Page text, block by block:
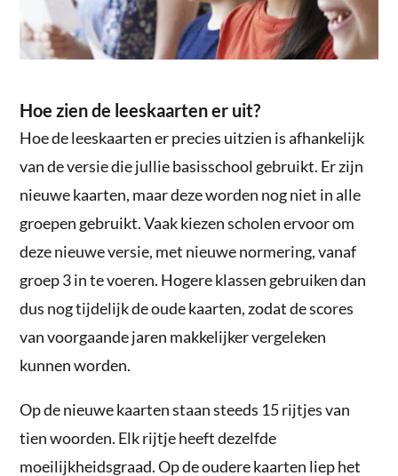
Hoe zien de leeskaarten er uit?
Hoe de leeskaarten er precies uitzien is afhankelijk
van de versie die jullie basisschool gebruikt. Er zijn
nieuwe kaarten, maar deze worden nog niet in alle
groepen gebruikt. Vaak kiezen scholen ervoor om
deze nieuwe versie, met nieuwe normering, vanaf
groep 3 in te voeren. Hogere klassen gebruiken dan
dus nog tijdelijk de oude kaarten, zodat de scores
van voorgaande jaren makkelijker vergeleken
kunnen worden.
Op de nieuwe kaarten staan steeds 15 rijtjes van
tien woorden. Elk rijtje heeft dezelfde
moeilijkheidsgraad. Op de oudere kaarten liep het